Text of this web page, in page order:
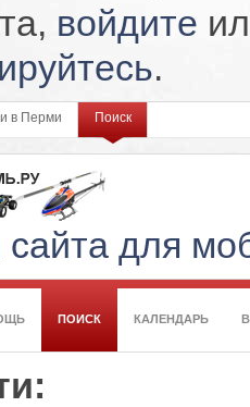
войдите
.
в Перми Поиск
сайта для
ПОИСК КАЛЕНДАРЬ